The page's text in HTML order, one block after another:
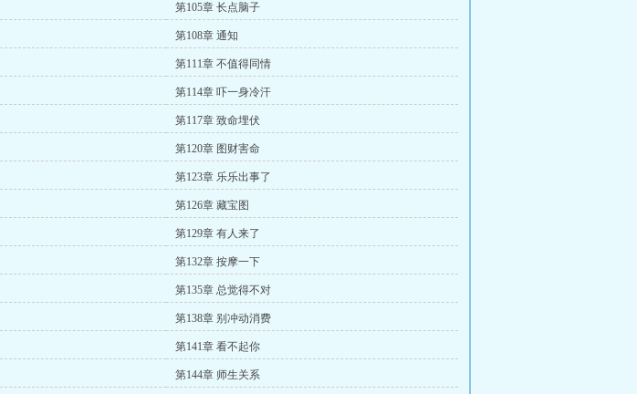
第105章 长点脑子
第108章 通知
第111章 不值得同情
第114章 吓一身冷汗
第117章 致命埋伏
第120章 图财害命
第123章 乐乐出事了
第126章 藏宝图
第129章 有人来了
第132章 按摩一下
第135章 总觉得不对
第138章 别冲动消费
第141章 看不起你
第144章 师生关系